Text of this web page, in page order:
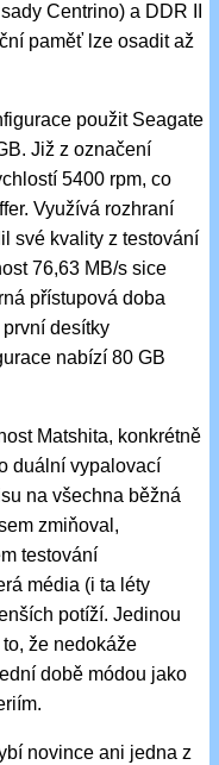
Centrino) a DDR II
paměť lze osadit až
použit Seagate
Již z označení
5400 rpm, co
Využívá rozhraní
své kvality z testování
76,63 MB/s sice
přístupová doba
desítky
nabízí 80 GB
Matshita, konkrétně
duální vypalovací
na všechna běžná
zmiňoval,
testování
média (i ta léty
potíží. Jedinou
že nedokáže
době módou jako
novince ani jedna z